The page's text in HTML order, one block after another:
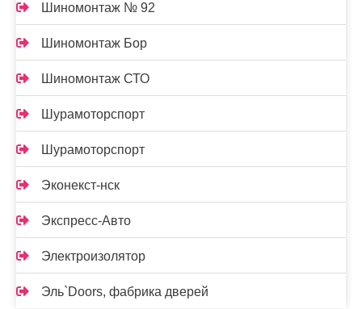
Шиномонтаж № 92
Шиномонтаж Бор
Шиномонтаж СТО
Шурамоторспорт
Шурамоторспорт
Эконекст-нск
Экспресс-Авто
Электроизолятор
Эль`Doors, фабрика дверей